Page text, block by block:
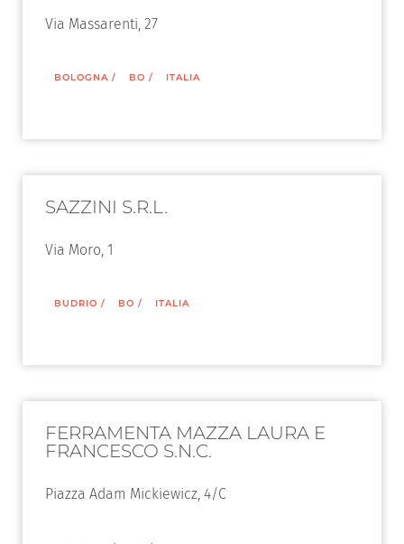
Via Massarenti, 27
BOLOGNA / BO / ITALIA
SAZZINI S.R.L.
Via Moro, 1
BUDRIO / BO / ITALIA
FERRAMENTA MAZZA LAURA E
FRANCESCO S.N.C.
Piazza Adam Mickiewicz, 4/C